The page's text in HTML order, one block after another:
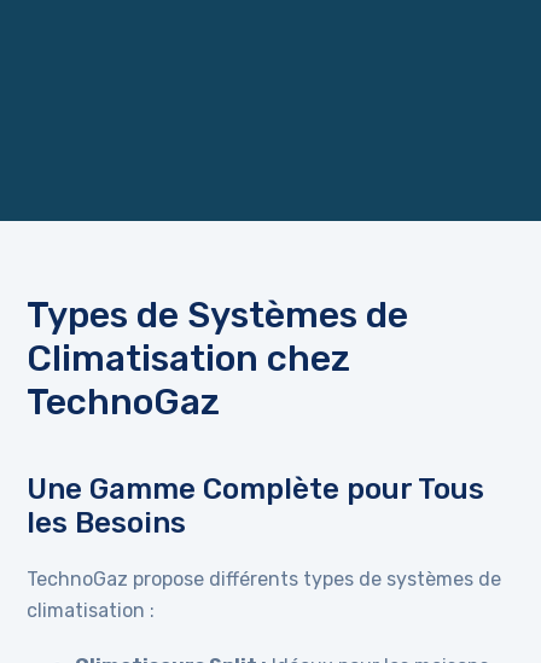
Types de Systèmes de
Climatisation chez
TechnoGaz
Une Gamme Complète pour Tous
les Besoins
TechnoGaz propose différents types de systèmes de
climatisation :